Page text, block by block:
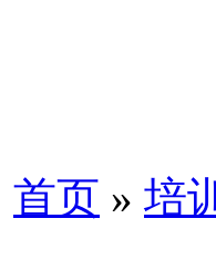
首页 » 培